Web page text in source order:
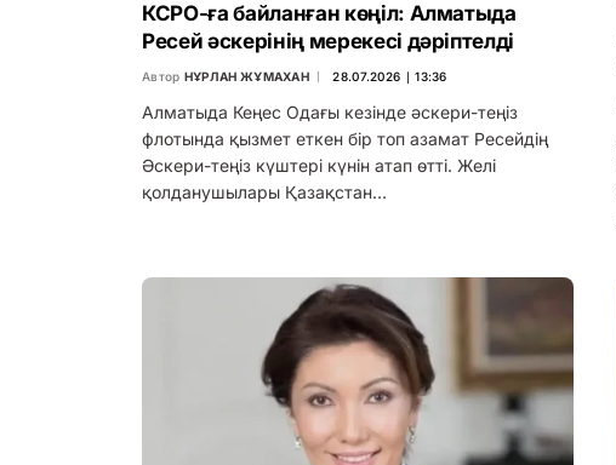
КСРО-ға байланған көңіл: Алматыда
Ресей әскерінің мерекесі дәріптелді
Автор НҰРЛАН ЖҰМАХАН 28.07.2026 ∣ 13:36
Алматыда Кеңес Одағы кезінде әскери-теңіз
флотында қызмет еткен бір топ азамат Ресейдің
Әскери-теңіз күштері күнін атап өтті. Желі
қолданушылары Қазақстан…